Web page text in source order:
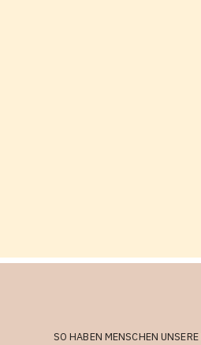
SO HABEN MENSCHEN UNSERE